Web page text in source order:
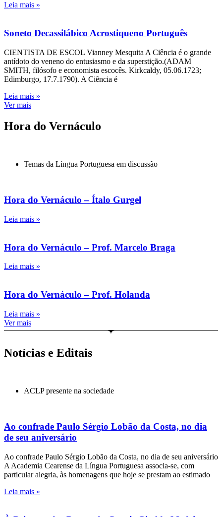
Leia mais »
Soneto Decassilábico Acrostiqueno Português
CIENTISTA DE ESCOL Vianney Mesquita A Ciência é o grande
antídoto do veneno do entusiasmo e da superstição.(ADAM
SMITH, filósofo e economista escocês. Kirkcaldy, 05.06.1723;
Edimburgo, 17.7.1790). A Ciência é
Leia mais »
Ver mais
Hora do Vernáculo
Temas da Língua Portuguesa em discussão
Hora do Vernáculo – Ítalo Gurgel
Leia mais »
Hora do Vernáculo – Prof. Marcelo Braga
Leia mais »
Hora do Vernáculo – Prof. Holanda
Leia mais »
Ver mais
Notícias e Editais
ACLP presente na sociedade
Ao confrade Paulo Sérgio Lobão da Costa, no dia
de seu aniversário
Ao confrade Paulo Sérgio Lobão da Costa, no dia de seu aniversário
A Academia Cearense da Língua Portuguesa associa-se, com
particular alegria, às homenagens que hoje se prestam ao estimado
Leia mais »